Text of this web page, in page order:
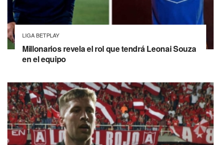
LIGA BETPLAY
Millonarios revela el rol que tendrá Leonai Souza
en el equipo